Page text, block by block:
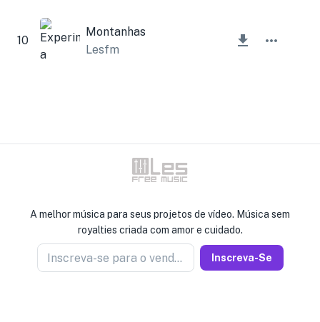
10
Montanhas
Lesfm
A melhor música para seus projetos de vídeo. Música sem
royalties criada com amor e cuidado.
Inscreva-se para o vendedor de notícias Inscreva-Se